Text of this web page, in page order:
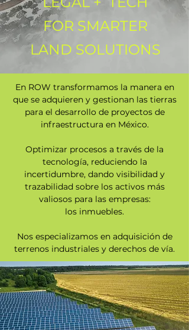
FOR SMARTER
LAND SOLUTIONS
En ROW transformamos la manera en
que se adquieren y gestionan lastierras
para el desarrollo de proyectos de
infraestructura en México.
Optimizar procesos a través de la
tecnología, reduciendo la
incertidumbre, dando visibilidad y
trazabilidad sobre los activos más
valiosos para las empresas:
los inmuebles.
Nos especializamos en adquisición de
terrenos industriales y derechos de vía.